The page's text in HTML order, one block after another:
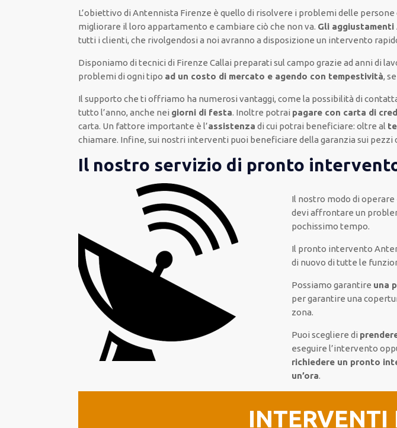
L’obiettivo di Antennista Firenze è quello di risolvere i problemi delle persone
migliorare il loro appartamento e cambiare ciò che non va. Gli
tutti i clienti, che rivolgendosi a noi avranno a disposizione un intervento
Disponiamo ditecnici di Firenze Callai preparati sul campo grazie ad anni di
problemi di ogni tipo ad un costo di mercato e agendo con tempestività,
Il supporto che tioffriamo ha numerosi vantaggi, come la possibilità di
tutto l’anno, anche nei giorni di festa. Inoltre potrai pagare con carta di
carta. Un fattore importante è l’assistenza di cui potrai beneficiare: oltre al
chiamare. Infine,sui nostri interventi puoi beneficiare dellagaranzia sui pezzi
Il nostro servizio di pronto
Il nostro modo di operare
devi affrontare un
pochissimo tempo.
Il pronto intervento
di nuovo di tutte le
Possiamo garantire una
pergarantire una
zona.
Puoi scegliere di
eseguire l’intervento
richiedereun pronto
un’ora.